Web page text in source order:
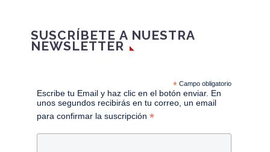
SUSCRÍBETE A NUESTRA
NEWSLETTER
*Campo obligatorio
Escribe tu Email y haz clic en el botón enviar. En
unos segundos recibirás en tu correo, un email
para confirmar la suscripción*